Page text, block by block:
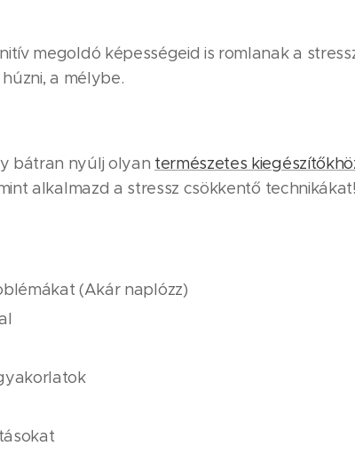
megoldó képességeid is romlanak a
a mélybe.
bátran nyúlj olyan természetes
alkalmazd a stressz csökkentő technikákat!
(Akár naplózz)